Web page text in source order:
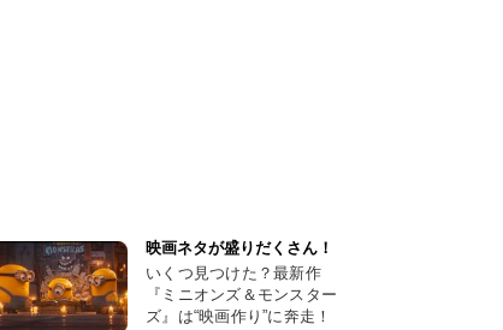
映画ネタが盛りだくさん！
いくつ見つけた？最新作
『ミニオンズ＆モンスター
ズ』は“映画作り”に奔走！